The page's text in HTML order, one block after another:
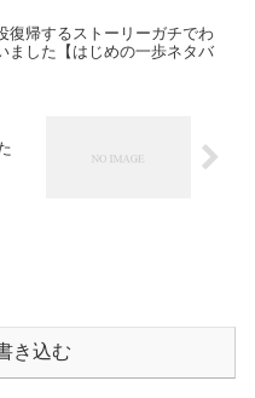
復帰するストーリーガチでわ
ました【はじめの一歩ネタバ
き込む